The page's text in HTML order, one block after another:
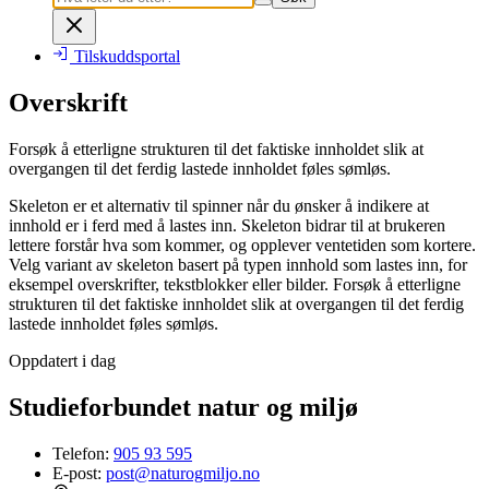
Tilskuddsportal
Overskrift
Forsøk å etterligne strukturen til det faktiske innholdet slik at
overgangen til det ferdig lastede innholdet føles sømløs.
Skeleton er et alternativ til spinner når du ønsker å indikere at
innhold er i ferd med å lastes inn. Skeleton bidrar til at brukeren
lettere forstår hva som kommer, og opplever ventetiden som kortere.
Velg variant av skeleton basert på typen innhold som lastes inn, for
eksempel overskrifter, tekstblokker eller bilder. Forsøk å etterligne
strukturen til det faktiske innholdet slik at overgangen til det ferdig
lastede innholdet føles sømløs.
Oppdatert i dag
Studieforbundet natur og miljø
Telefon: 905 93 595
E-post: post@naturogmiljo.no